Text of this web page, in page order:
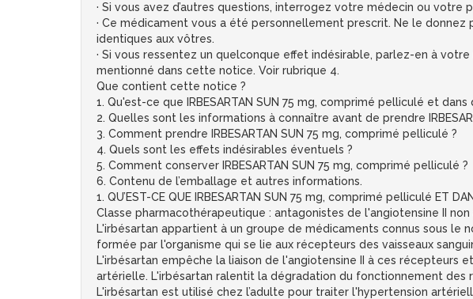
· Si vous avez d’autres questions, interrogez votre médecin ou votre
· Ce médicament vous a été personnellement prescrit. Ne le
identiques aux vôtres.
· Si vous ressentez un quelconque effet indésirable, parlez-en à
mentionné dans cette notice. Voir rubrique 4.
Que contient cette notice ?
1. Qu'est-ce que IRBESARTAN SUN 75 mg, comprimé pelliculé et
2. Quelles sont les informations à connaître avant de prendre
3. Comment prendre IRBESARTAN SUN 75 mg, comprimé pelliculé ?
4. Quels sont les effets indésirables éventuels ?
5. Comment conserver IRBESARTAN SUN 75 mg, comprimé pelliculé ?
6. Contenu de l’emballage et autres informations.
1. QU’EST-CE QUE IRBESARTAN SUN 75 mg, comprimé pelliculé ET
Classe pharmacothérapeutique : antagonistes de l'angiotensine II non
L'irbésartan appartient à un groupe de médicaments connus sous le
formée par l'organisme qui se lie aux récepteurs des vaisseaux
L'irbésartan empêche la liaison de l'angiotensine II à ces récepteurs
artérielle. L'irbésartan ralentit la dégradation du fonctionnement
L'irbésartan est utilisé chez l’adulte pour traiter l'hypertension